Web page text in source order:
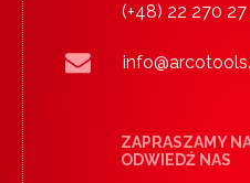
(+48) 22 270 27
ZAPRASZAMY
ODWIEDŹ NAS